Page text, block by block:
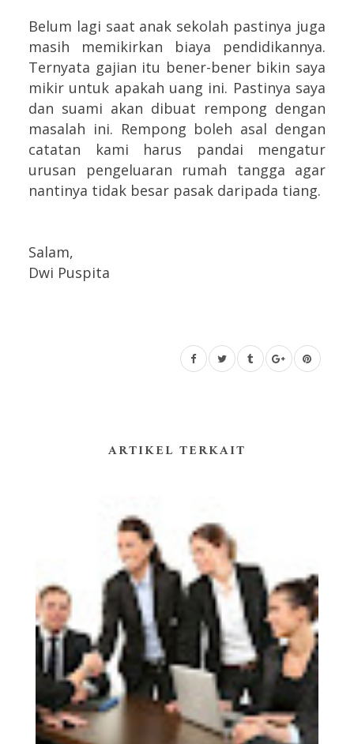
Belum lagi saat anak sekolah pastinya juga
masih memikirkan biaya pendidikannya.
Ternyata gajian itu bener-bener bikin saya
mikir untuk apakah uang ini. Pastinya saya
dan suami akan dibuat rempong dengan
masalah ini. Rempong boleh asal dengan
catatan kami harus pandai mengatur
urusan pengeluaran rumah tangga agar
nantinya tidak besar pasak daripada tiang.
Salam,
Dwi Puspita
ARTIKEL TERKAIT